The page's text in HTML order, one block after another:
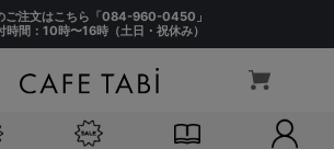
ご注文はこちら「084-960-0450 」
時間：10時〜16時（土日・祝休み）